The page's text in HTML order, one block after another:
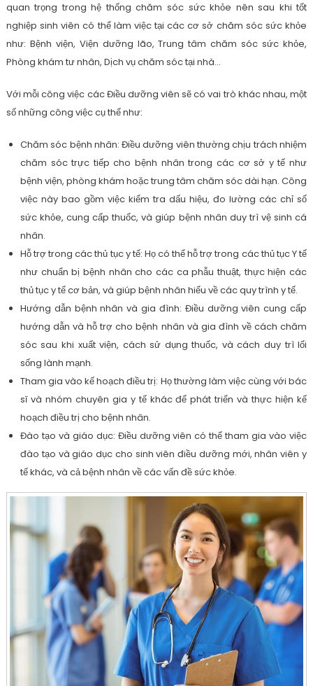
quan trọng trong hệ thống chăm sóc sức khỏe nên sau khi tốt
nghiệp sinh viên có thể làm việc tại các cơ sở chăm sóc sức khỏe
như: Bệnh viện, Viện dưỡng lão, Trung tâm chăm sóc sức khỏe,
Phòng khám tư nhân, Dịch vụ chăm sóc tại nhà…
Với mỗi công việc các Điều dưỡng viên sẽ có vai trò khác nhau, một
số những công việc cụ thể như:
Chăm sóc bệnh nhân: Điều dưỡng viên thường chịu trách nhiệm
chăm sóc trực tiếp cho bệnh nhân trong các cơ sở y tế như
bệnh viện, phòng khám hoặc trung tâm chăm sóc dài hạn. Công
việc này bao gồm việc kiểm tra dấu hiệu, đo lường các chỉ số
sức khỏe, cung cấp thuốc, và giúp bệnh nhân duy trì vệ sinh cá
nhân.
Hỗ trợ trong các thủ tục y tế: Họ có thể hỗ trợ trong các thủ tục Y tế
như chuẩn bị bệnh nhân cho các ca phẫu thuật, thực hiện các
thủ tục y tế cơ bản, và giúp bệnh nhân hiểu về các quy trình y tế.
Hướng dẫn bệnh nhân và gia đình: Điều dưỡng viên cung cấp
hướng dẫn và hỗ trợ cho bệnh nhân và gia đình về cách chăm
sóc sau khi xuất viện, cách sử dụng thuốc, và cách duy trì lối
sống lành mạnh.
Tham gia vào kế hoạch điều trị: Họ thường làm việc cùng với bác
sĩ và nhóm chuyên gia y tế khác để phát triển và thực hiện kế
hoạch điều trị cho bệnh nhân.
Đào tạo và giáo dục: Điều dưỡng viên có thể tham gia vào việc
đào tạo và giáo dục cho sinh viên điều dưỡng mới, nhân viên y
tế khác, và cả bệnh nhân về các vấn đề sức khỏe.